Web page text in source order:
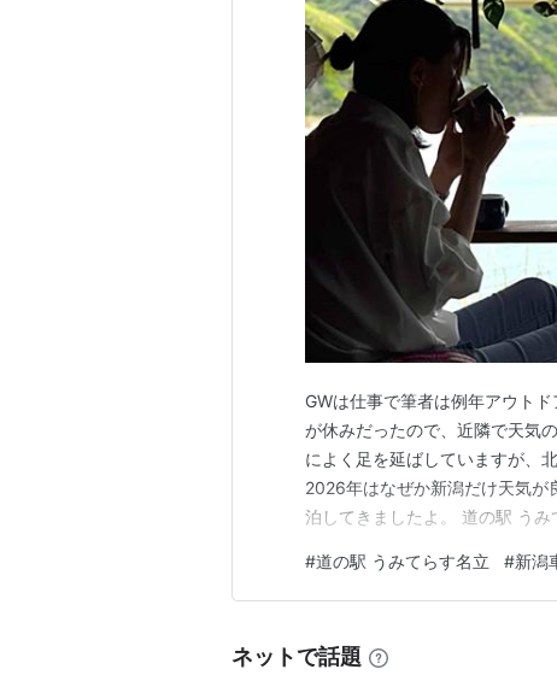
GWは仕事で筆者は例年アウト
が休みだったので、近隣で天気
によく足を延ばしていますが、
2026年はなぜか新潟だけ天気が
泊してきましたよ。 道の駅 う
スカイラインをドライブしよう
グカーに乗ろう！ 弥彦神社御神
#道の駅 うみてらす名立 #新潟
ネットで話題